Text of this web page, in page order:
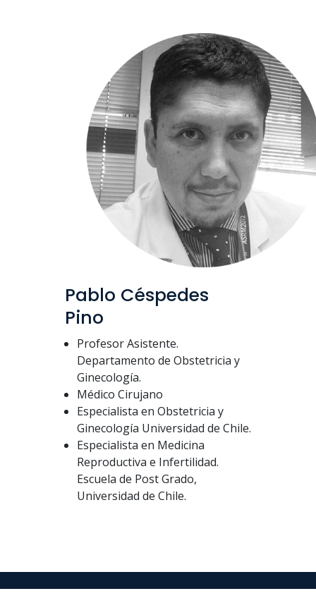
Pablo Céspedes
Pino
Profesor Asistente.
Departamento de Obstetricia y
Ginecología.
Médico Cirujano
Especialista en Obstetricia y
Ginecología Universidad de Chile.
Especialista en Medicina
Reproductiva e Infertilidad.
Escuela de Post Grado,
Universidad de Chile.